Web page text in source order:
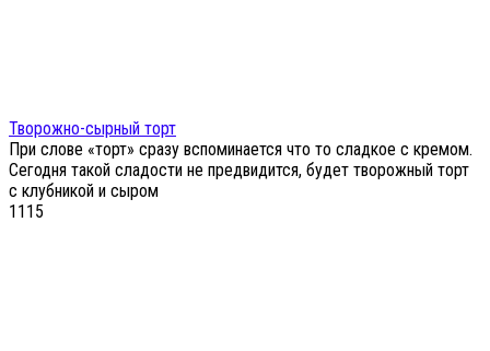
Творожно-сырный торт
При слове «торт» сразу вспоминается что то сладкое с кремом.
Сегодня такой сладости не предвидится, будет творожный торт
с клубникой и сыром
1115